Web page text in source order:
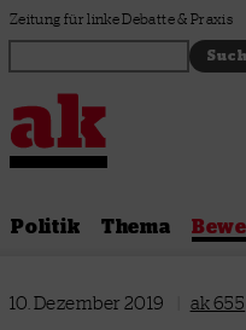
Zum Inhalt springen
Zeitung für linke Debatte & Praxis
Politik Thema
10. Dezember 2019 ak 655